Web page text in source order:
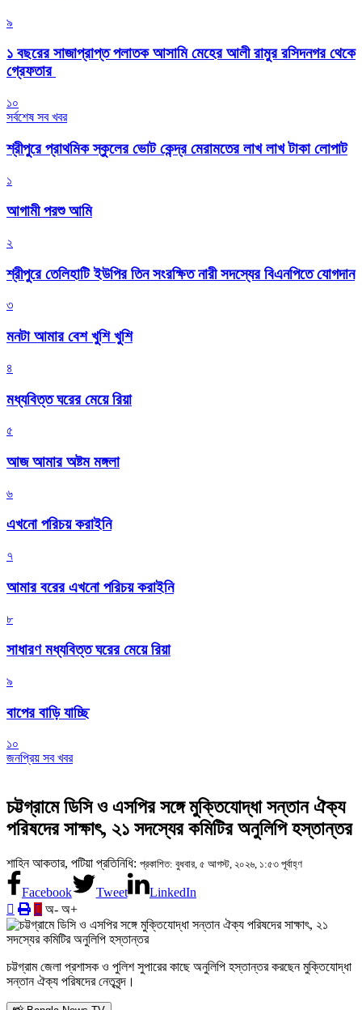
৯
১ বছরের সাজাপ্রাপ্ত পলাতক আসামি মেহের আলী রামুর রসিদনগর থেকে
গ্রেফতার ‎
১০
সর্বশেষ সব খবর
শ্রীপুরে প্রাথমিক স্কুলের ভোট কেন্দ্র মেরামতের লাখ লাখ টাকা লোপাট
১
আগামী পরশু আমি
২
শ্রীপুরে তেলিহাটি ইউপির তিন সংরক্ষিত নারী সদস্যের বিএনপিতে যোগদান
৩
মনটা আমার বেশ খুশি খুশি
৪
মধ্যবিত্ত ঘরের মেয়ে রিয়া
৫
আজ আমার অষ্টম মঙ্গলা
৬
এখনো পরিচয় করাইনি
৭
আমার বরের এখনো পরিচয় করাইনি
৮
সাধারণ মধ্যবিত্ত ঘরের মেয়ে রিয়া
৯
বাপের বাড়ি যাচ্ছি
১০
জনপ্রিয় সব খবর
চট্টগ্রামে ডিসি ও এসপির সঙ্গে মুক্তিযোদ্ধা সন্তান ঐক্য
পরিষদের সাক্ষাৎ, ২১ সদস্যের কমিটির অনুলিপি হস্তান্তর
শাহিন আকতার, পটিয়া প্রতিনিধি: প্রকাশিত: বুধবার, ৫ আগস্ট, ২০২৬, ১:৫৩ পূর্বাহ্ণ
Facebook Tweet
LinkedIn
অ- অ+
চট্টগ্রাম জেলা প্রশাসক ও পুলিশ সুপারের কাছে অনুলিপি হস্তান্তর করছেন মুক্তিযোদ্ধা
সন্তান ঐক্য পরিষদের নেতৃবৃন্দ।